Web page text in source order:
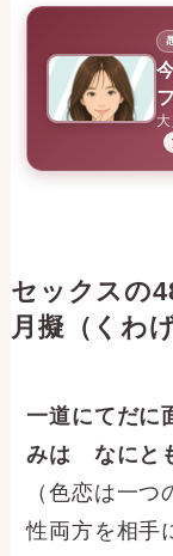
セックスの
月擬（くわ
一道にてだに
みは なにと
（色恋は一
性両方を相手